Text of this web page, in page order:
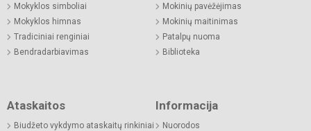
Mokyklos simboliai
Mokyklos himnas
Tradiciniai renginiai
Bendradarbiavimas
Mokinių pavėžėjimas
Mokinių maitinimas
Patalpų nuoma
Biblioteka
Ataskaitos
Biudžeto vykdymo ataskaitų rinkiniai
Informacija
Nuorodos